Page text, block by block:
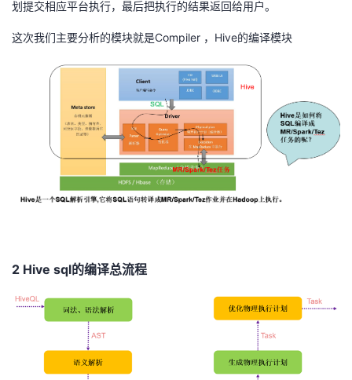
播
活
的
我
堂
我
Programs
的
我
划提交相应平台执行，最后把执行的结果返回给用户。
这次我们主要分析的模块就是Compiler ， Hive的编译模块
2 Hive sql的编译总流程